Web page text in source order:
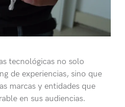
tecnológicas no solo
de experiencias, sino que
marcas y entidades que
en sus audiencias.